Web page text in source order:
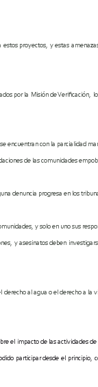
estos proyectos, y estas
por la Misión de Verificación,
con la parcialidad
de las comunidades
denuncia progresa en los
y solo en uno sus
y asesinatos deben
al agua o el derecho a
el impacto de las actividades
participar desde el principio,